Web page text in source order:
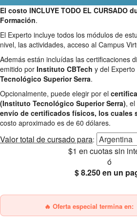
El costo INCLUYE TODO EL CURSADO
Formación.
El Experto incluye todos los módulos de
nivel, las actividades, acceso al Campus
Además están incluídas las certificaciones
emitido por Instituto CBTech y del
Tecnológico Superior Serra.
Opcionalmente, puede elegir por el
(Instituto Tecnológico Superior Serra),
envío de certificados físicos, los cuales
costo aproximado es de 60 dólares.
Valor total de cursado para:
$1 en cuotas sin
ó
$ 8.250en un
🔥 Oferta especial termina en: